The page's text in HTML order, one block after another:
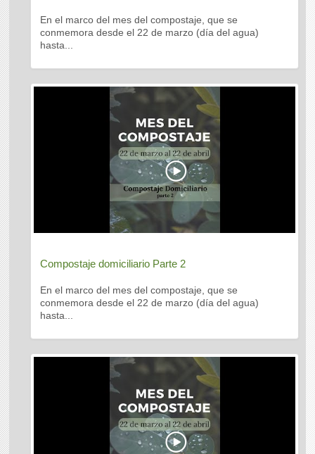
En el marco del mes del compostaje, que se
conmemora desde el 22 de marzo (día del agua)
hasta...
Compostaje domiciliario Parte 2
En el marco del mes del compostaje, que se
conmemora desde el 22 de marzo (día del agua)
hasta...